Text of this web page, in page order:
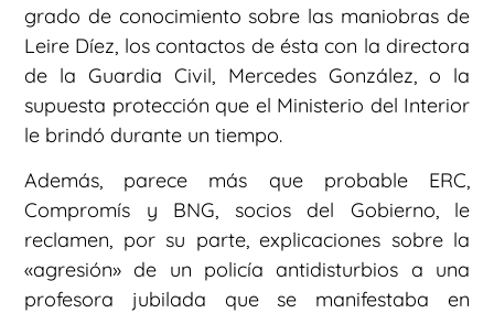
grado de conocimiento sobre las maniobras de
Leire Díez, los contactos de ésta con la directora
de la Guardia Civil, Mercedes González, o la
supuesta protección que el Ministerio del Interior
le brindó durante un tiempo.
Además, parece más que probable ERC,
Compromís y BNG, socios del Gobierno, le
reclamen, por su parte, explicaciones sobre la
«agresión» de un policía antidisturbios a una
profesora jubilada que se manifestaba en